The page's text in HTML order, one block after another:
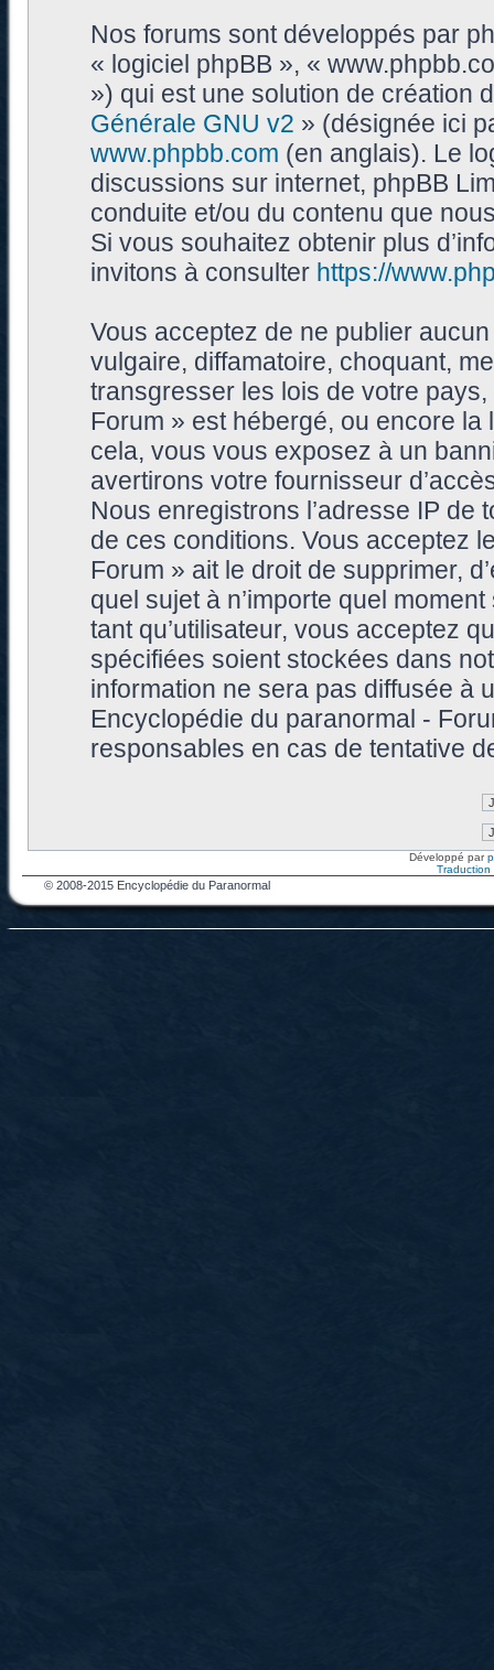
Nos forums sont développés par
« logiciel phpBB », «
») qui est une solution de création
Générale GNU v2 » (désignée ici
www.phpbb.com (en anglais). Le
discussions sur internet, phpBB
conduite et/ou du contenu que
Si vous souhaitez obtenir plus
invitons à consulter https://
Vous acceptez de ne publier
vulgaire, diffamatoire, choquant,
transgresser les lois de votre
Forum » est hébergé, ou encore
cela, vous vous exposez à un
avertirons votre fournisseur
Nous enregistrons l’adresse IP de
de ces conditions. Vous acceptez
Forum » ait le droit de supprimer,
quel sujet à n’importe quel
tant qu’utilisateur, vous acceptez
spécifiées soient stockées dans
information ne sera pas diffusée à
Encyclopédie du paranormal -
responsables en cas de tentative
Développé par
Traduction
© 2008-2015 Encyclopédie du Paranormal